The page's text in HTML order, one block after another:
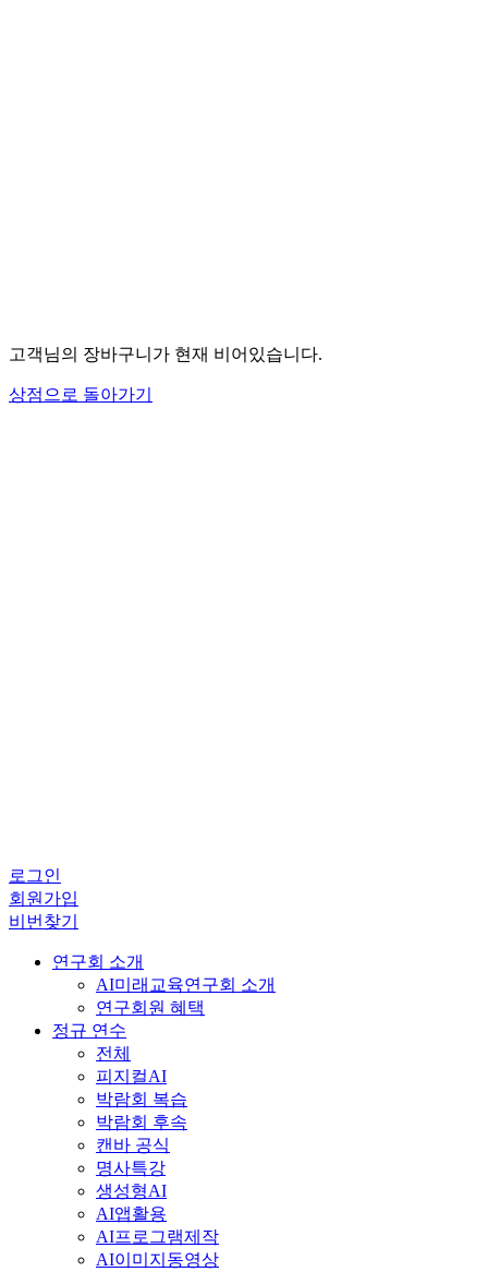
고객님의 장바구니가 현재 비어있습니다.
상점으로 돌아가기
로그인
회원가입
비번찾기
연구회 소개
AI미래교육연구회 소개
연구회원 혜택
정규 연수
전체
피지컬AI
박람회 복습
박람회 후속
캔바 공식
명사특강
생성형AI
AI앱활용
AI프로그램제작
AI이미지동영상